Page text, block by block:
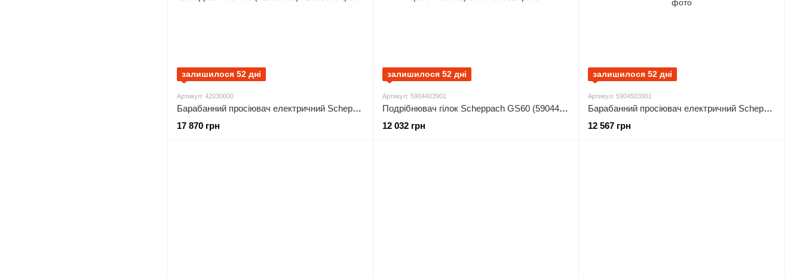
залишилося 52 дні
Артикул: 42030000
Барабанний просіювач електричний Scheppach RS 400 (42030000)
17 870 грн
залишилося 52 дні
Артикул: 5904403901
Подрібнювач гілок Scheppach GS60 (5904403901)
12 032 грн
залишилося 52 дні
Артикул: 5904503901
Барабанний просіювач електричний Scheppach RS500 (5904503901)
12 567 грн